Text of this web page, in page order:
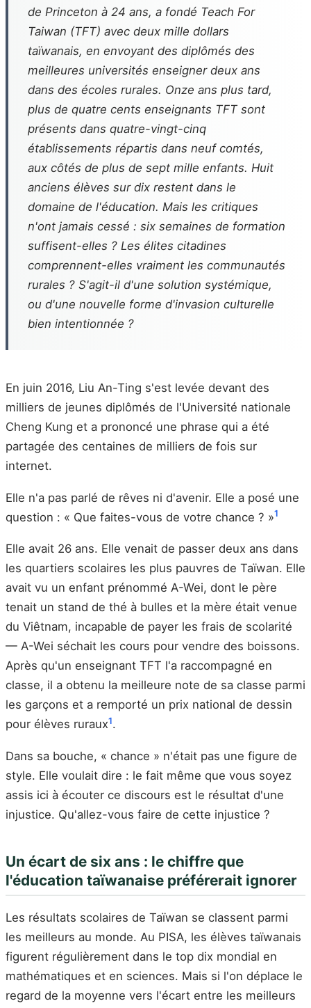
de Princeton à 24 ans, a fondé Teach For
Taiwan (TFT) avec deux mille dollars
taïwanais, en envoyant des diplômés des
meilleures universités enseigner deux ans
dans des écoles rurales. Onze ans plus tard,
plus de quatre cents enseignants TFT sont
présents dans quatre-vingt-cinq
établissements répartis dans neuf comtés,
aux côtés de plus de sept mille enfants. Huit
anciens élèves sur dix restent dans le
domaine de l'éducation. Mais les critiques
n'ont jamais cessé : six semaines de formation
suffisent-elles ? Les élites citadines
comprennent-elles vraiment les communautés
rurales ? S'agit-il d'une solution systémique,
ou d'une nouvelle forme d'invasion culturelle
bien intentionnée ?
En juin 2016, Liu An-Ting s'est levée devant des
milliers de jeunes diplômés de l'Université nationale
Cheng Kung et a prononcé une phrase qui a été
partagée des centaines de milliers de fois sur
internet.
Elle n'a pas parlé de rêves ni d'avenir. Elle a posé une
question : « Que faites-vous de votre chance ? »1
Elle avait 26 ans. Elle venait de passer deux ans dans
les quartiers scolaires les plus pauvres de Taïwan. Elle
avait vu un enfant prénommé A-Wei, dont le père
tenait un stand de thé à bulles et la mère était venue
du Viêtnam, incapable de payer les frais de scolarité
— A-Wei séchait les cours pour vendre des boissons.
Après qu'un enseignant TFT l'a raccompagné en
classe, il a obtenu la meilleure note de sa classe parmi
les garçons et a remporté un prix national de dessin
pour élèves ruraux1.
Dans sa bouche, « chance » n'était pas une figure de
style. Elle voulait dire : le fait même que vous soyez
assis ici à écouter ce discours est le résultat d'une
injustice. Qu'allez-vous faire de cette injustice ?
Un écart de six ans : le chiffre que
l'éducation taïwanaise préférerait ignorer
Les résultats scolaires de Taïwan se classent parmi
les meilleurs au monde. Au PISA, les élèves taïwanais
figurent régulièrement dans le top dix mondial en
mathématiques et en sciences. Mais si l'on déplace le
regard de la moyenne vers l'écart entre les meilleurs